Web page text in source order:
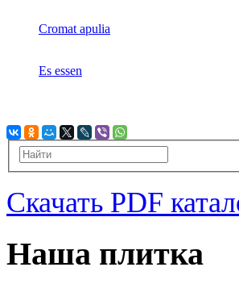
Cromat apulia
Es essen
Скачать PDF
Наша плитка